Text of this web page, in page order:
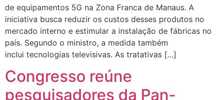
de equipamentos 5G na Zona Franca de Manaus. A
iniciativa busca reduzir os custos desses produtos no
mercado interno e estimular a instalação de fábricas no
país. Segundo o ministro, a medida também
inclui tecnologias televisivas. As tratativas […]
Congresso reúne
pesquisadores da Pan-